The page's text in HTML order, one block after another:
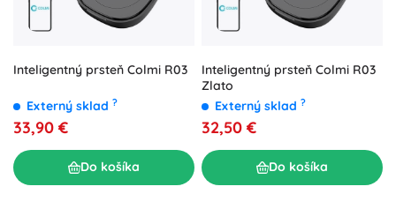
Inteligentný prsteň Colmi R03
Externý sklad ?
33,90 €
Do košíka
Inteligentný prsteň Colmi R03
Zlato
Externý sklad ?
32,50 €
Do košíka